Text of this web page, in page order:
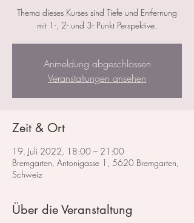
Thema dieses Kurses sind Tiefe und Entfernung
mit 1-, 2- und 3- Punkt Perspektive.
Anmeldung abgeschlossen
Veranstaltungen ansehen
Zeit & Ort
19. Juli 2022, 18:00 – 21:00
Bremgarten, Antonigasse 1, 5620 Bremgarten,
Schweiz
Über die Veranstaltung